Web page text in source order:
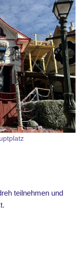
teilnehmen und